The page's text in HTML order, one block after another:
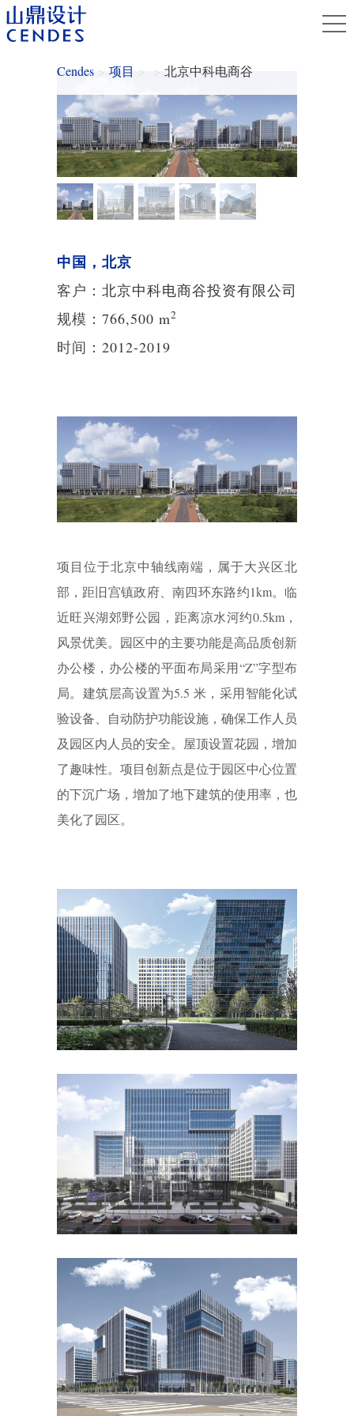
Cendes > 项目 > > 北京中科电商谷
中国，北京
客户： 北京中科电商谷投资有限公司
规模： 766,500 m2
时间： 2012-2019
项目位于北京中轴线南端，属于大兴区北
部，距旧宫镇政府、南四环东路约1km。临
近旺兴湖郊野公园，距离凉水河约0.5km，
风景优美。园区中的主要功能是高品质创新
办公楼，办公楼的平面布局采用“Z”字型布
局。建筑层高设置为5.5 米，采用智能化试
验设备、自动防护功能设施，确保工作人员
及园区内人员的安全。屋顶设置花园，增加
了趣味性。项目创新点是位于园区中心位置
的下沉广场，增加了地下建筑的使用率，也
美化了园区。